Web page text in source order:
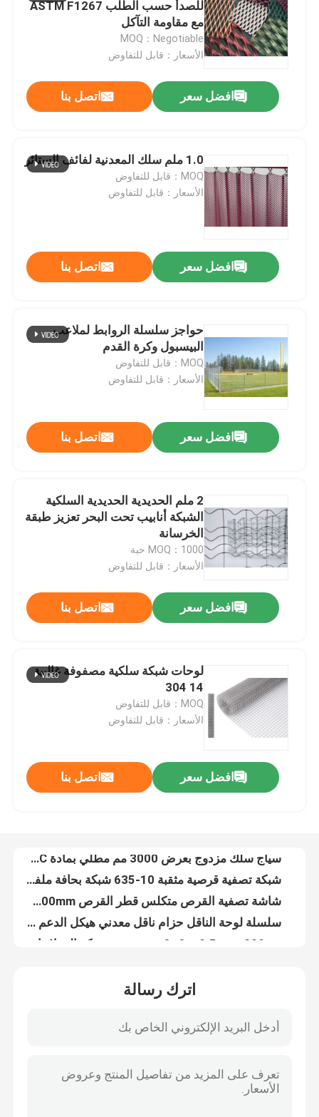
المنزل
حولنا
مراقبة الجودة
اتصل بنا
القضايا
للصدأ حسب الطلب ASTM F1267
مع مقاومة التآكل
MOQ：Negotiable
الأسعار：قابل للتفاوض
افضل سعر اتصل بنا
1.0 ملم سلك المعدنية لفائف الستائر
MOQ：قابل للتفاوض
الأسعار：قابل للتفاوض
افضل سعر اتصل بنا
حواجز سلسلة الروابط لملاعب
البيسبول وكرة القدم
MOQ：قابل للتفاوض
الأسعار：قابل للتفاوض
افضل سعر اتصل بنا
2 ملم الحديدية الحديدية السلكية
الشبكة أنابيب تحت البحر تعزيز طبقة
الخرسانة
MOQ：1000 حبة
الأسعار：قابل للتفاوض
افضل سعر اتصل بنا
لوحات شبكة سلكية مصفوفة غالبية
14 304
MOQ：قابل للتفاوض
الأسعار：قابل للتفاوض
افضل سعر اتصل بنا
حزام ناقل معدني من الفولاذ الخفيف مقوى بحزام ناقل بسلسلة SS
سلسلة لوحة الناقل حزام ناقل معدني هيكل الدعم الذاتي
0.5um - 200um ورقة قرص تصفية شبكة الفولاذ المقاوم للصدأ 304
الأسلاك الشائكة تويست واحدة من 1.8 مم إلى 3.0 مم قطر السلك
حزام ناقل سلم متعدد الاستخدامات من الفولاذ الكربوني والفولاذ المجلفن
اترك رسالة